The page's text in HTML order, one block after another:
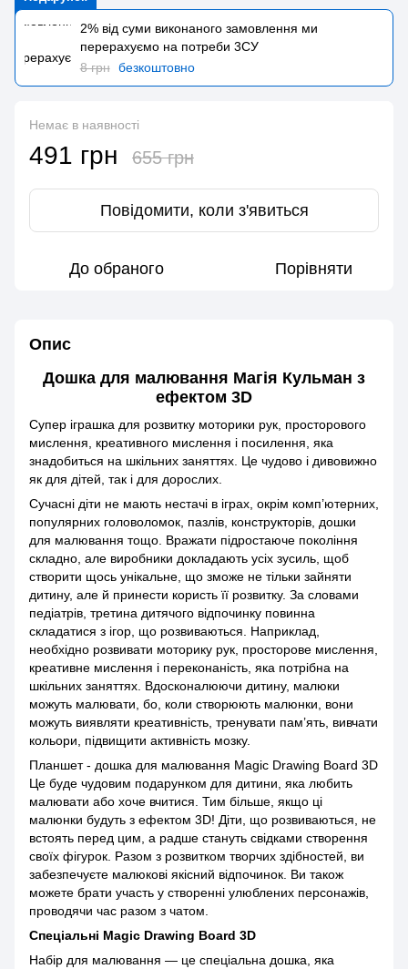
2% від суми виконаного замовлення ми
перерахуємо на потреби 3CУ
8 грн безкоштовно
Немає в наявності
491 грн 655 грн
Повідомити, коли з'явиться
До обраного Порівняти
Опис
Дошка для малювання Магія Кульман з
ефектом 3D
Супер іграшка для розвитку моторики рук, просторового
мислення, креативного мислення і посилення, яка
знадобиться на шкільних заняттях. Це чудово і дивовижно
як для дітей, так і для дорослих.
Сучасні діти не мають нестачі в іграх, окрім комп’ютерних,
популярних головоломок, пазлів, конструкторів, дошки
для малювання тощо. Вражати підростаюче покоління
складно, але виробники докладають усіх зусиль, щоб
створити щось унікальне, що зможе не тільки зайняти
дитину, але й принести користь її розвитку. За словами
педіатрів, третина дитячого відпочинку повинна
складатися з ігор, що розвиваються. Наприклад,
необхідно розвивати моторику рук, просторове мислення,
креативне мислення і переконаність, яка потрібна на
шкільних заняттях. Вдосконалюючи дитину, малюки
можуть малювати, бо, коли створюють малюнки, вони
можуть виявляти креативність, тренувати пам’ять, вивчати
кольори, підвищити активність мозку.
Планшет - дошка для малювання Magic Drawing Board 3D
Це буде чудовим подарунком для дитини, яка любить
малювати або хоче вчитися. Тим більше, якщо ці
малюнки будуть з ефектом 3D! Діти, що розвиваються, не
встоять перед цим, а радше стануть свідками створення
своїх фігурок. Разом з розвитком творчих здібностей, ви
забезпечуєте малюкові якісний відпочинок. Ви також
можете брати участь у створенні улюблених персонажів,
проводячи час разом з чатом.
Спеціальні Magic Drawing Board 3D
Набір для малювання — це спеціальна дошка, яка